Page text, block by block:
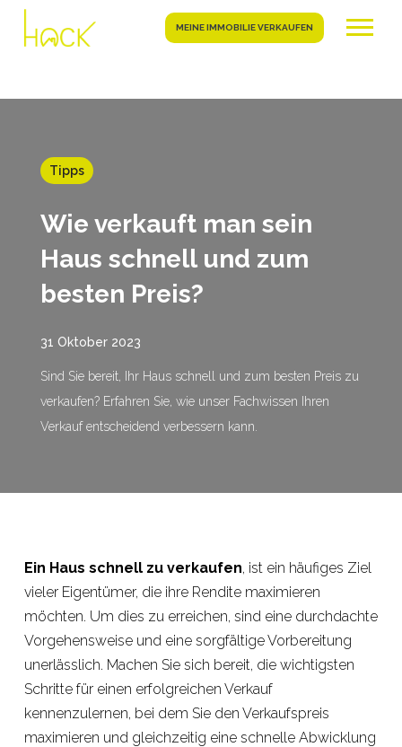
MEINE IMMOBILIE VERKAUFEN
Tipps
Wie verkauft man sein
Haus schnell und zum
besten Preis?
31 Oktober 2023
Sind Sie bereit, Ihr Haus schnell und zum besten Preis zu
verkaufen? Erfahren Sie, wie unser Fachwissen Ihren
Verkauf entscheidend verbessern kann.
Ein Haus schnell zu verkaufen, ist ein häufiges Ziel
vieler Eigentümer, die ihre Rendite maximieren
möchten. Um dies zu erreichen, sind eine durchdachte
Vorgehensweise und eine sorgfältige Vorbereitung
unerlässlich. Machen Sie sich bereit, die wichtigsten
Schritte für einen erfolgreichen Verkauf
kennenzulernen, bei dem Sie den Verkaufspreis
maximieren und gleichzeitig eine schnelle Abwicklung